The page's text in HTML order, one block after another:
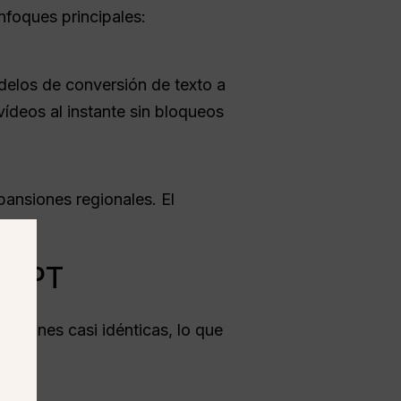
principales:
de conversión de texto a
al instante sin bloqueos
regionales. El
casi idénticas, lo que